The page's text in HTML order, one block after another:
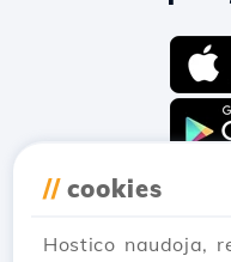
// cookies
Hostico naudoja,